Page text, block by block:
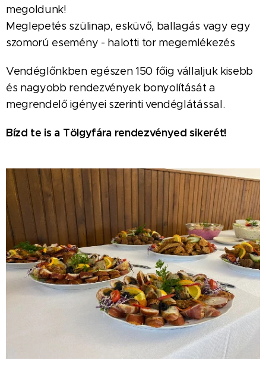
megoldunk!
Meglepetés szülinap, esküvő, ballagás vagy egy
szomorú esemény - halotti tor megemlékezés
Vendéglőnkben egészen 150 főig vállaljuk kisebb
és nagyobb rendezvények bonyolítását a
megrendelő igényei szerinti vendéglátással.
Bízd te is a Tölgyfára rendezvényed sikerét!